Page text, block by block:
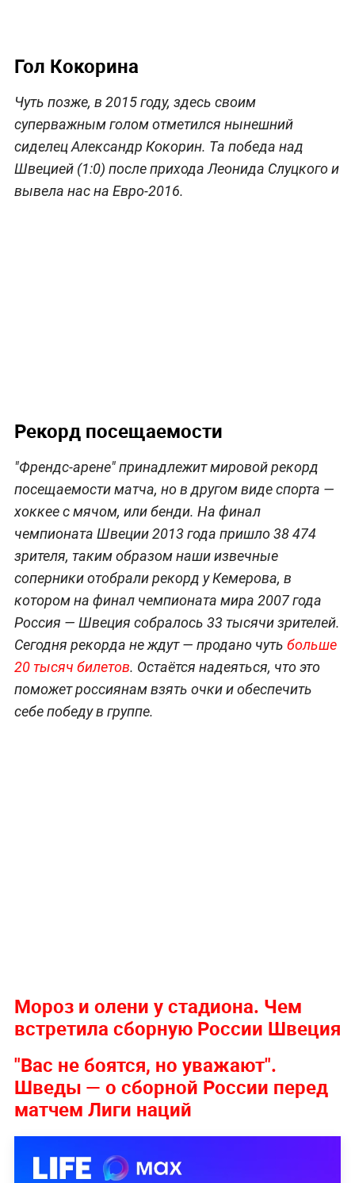
Гол Кокорина
Чуть позже, в 2015 году, здесь своим
суперважным голом отметился нынешний
сиделец Александр Кокорин. Та победа над
Швецией (1:0) после прихода Леонида Слуцкого и
вывела нас на Евро-2016.
Рекорд посещаемости
"Френдс-арене" принадлежит мировой рекорд
посещаемости матча, но в другом виде спорта —
хоккее с мячом, или бенди. На финал
чемпионата Швеции 2013 года пришло 38 474
зрителя, таким образом наши извечные
соперники отобрали рекорд у Кемерова, в
котором на финал чемпионата мира 2007 года
Россия — Швеция собралось 33 тысячи зрителей.
Сегодня рекорда не ждут — продано чуть больше
20 тысяч билетов. Остаётся надеяться, что это
поможет россиянам взять очки и обеспечить
себе победу в группе.
Мороз и олени у стадиона. Чем
встретила сборную России Швеция
"Вас не боятся, но уважают".
Шведы — о сборной России перед
матчем Лиги наций